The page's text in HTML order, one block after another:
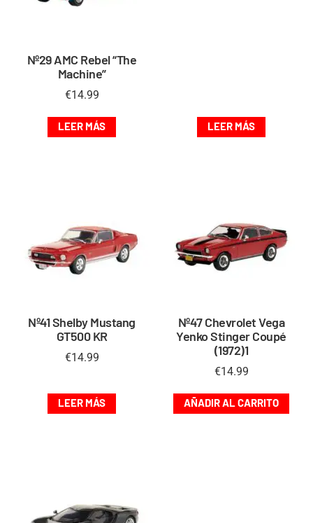
Nº29 AMC Rebel “The
Machine”
€14.99
LEER MÁS LEER MÁS
Nº41 Shelby Mustang
GT500 KR
€14.99
LEER MÁS
Nº47 Chevrolet Vega
Yenko Stinger Coupé
(1972)1
€14.99
AÑADIR AL CARRITO